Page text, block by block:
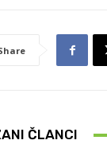
ČLANCI